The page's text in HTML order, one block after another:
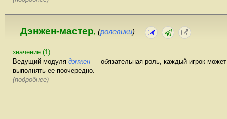
Дэнжен-мастер, (ролевики)
значение (1):
Ведущий модуля дэнжен — обязательная роль, каждый игрок может
выполнять ее поочередно.
(подробнее)